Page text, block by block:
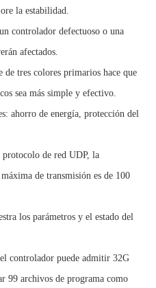
la estabilidad.
controlador defectuoso o una
afectados.
tres colores primarios hace que
sea más simple y efectivo.
ahorro de energía, protección del
de red UDP, la
de transmisión es de 100
los parámetros y el estado del
controlador puede admitir 32G
99 archivos de programa como